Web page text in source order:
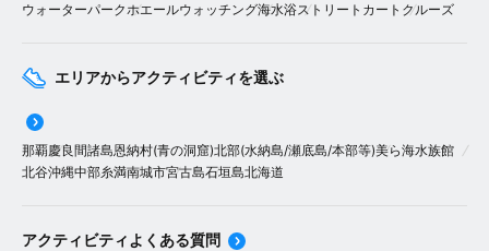
ウォーターパークホエールウォッチング海水浴ストリートカート クルーズ
エリアからアクティビティを選ぶ
那覇慶良間諸島恩納村(青の洞窟)北部(水納島/瀬底島/本部等)美ら海水族館
北谷沖縄中部糸満南城市宮古島石垣島北海道
アクティビティよくある質問